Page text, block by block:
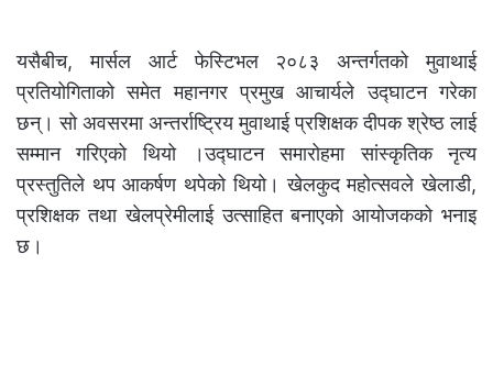
यसैबीच, मार्सल आर्ट फेस्टिभल २०८३ अन्तर्गतको मुवाथाई
प्रतियोगिताको समेत महानगर प्रमुख आचार्यले उद्घाटन गरेका
छन्। सो अवसरमा अन्तर्राष्ट्रिय मुवाथाई प्रशिक्षक दीपक श्रेष्ठ लाई
सम्मान गरिएको थियो ।उद्घाटन समारोहमा सांस्कृतिक नृत्य
प्रस्तुतिले थप आकर्षण थपेको थियो। खेलकुद महोत्सवले खेलाडी,
प्रशिक्षक तथा खेलप्रेमीलाई उत्साहित बनाएको आयोजकको भनाइ
छ।